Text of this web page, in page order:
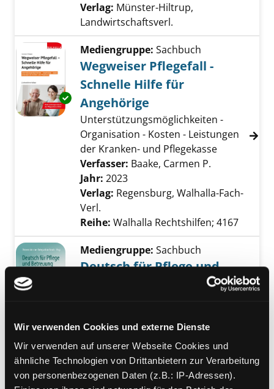
Wir verwenden Cookies und externe Dienste
Wir verwenden auf unserer Webseite Cookies und
ähnliche Technologien von Drittanbietern zur Verarbeitung
von personenbezogenen Daten (z.B.: IP-Adressen).
Verlag: Münster-Hiltrup,
Landwirtschaftsverl.
Exemplar-Details von Wegweiser Pflegefall -
Mediengruppe: Sachbuch
Wegweiser Pflegefall -
Schnelle Hilfe für
Angehörige
Unterstützungsmöglichkeiten -
Organisation - Kosten - Leistungen
der Kranken- und Pflegekasse
Verfasser: Baake, Carmen P.
Jahr: 2023
Verlag: Regensburg, Walhalla-Fach-
Verl.
Reihe: Walhalla Rechtshilfen; 4167
Exemplar-Details von Deutsch für Pflege
Mediengruppe: Sachbuch
Deutsch für Pflege und
Verfasser:Österreichischer
Integrationsfond, WienSuche nach
Jahr:2023 Verlag:Berlin, Springer